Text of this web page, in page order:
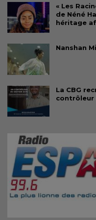
« Les
de Néné
héritage
Nanshan
La CBG
contrôleur